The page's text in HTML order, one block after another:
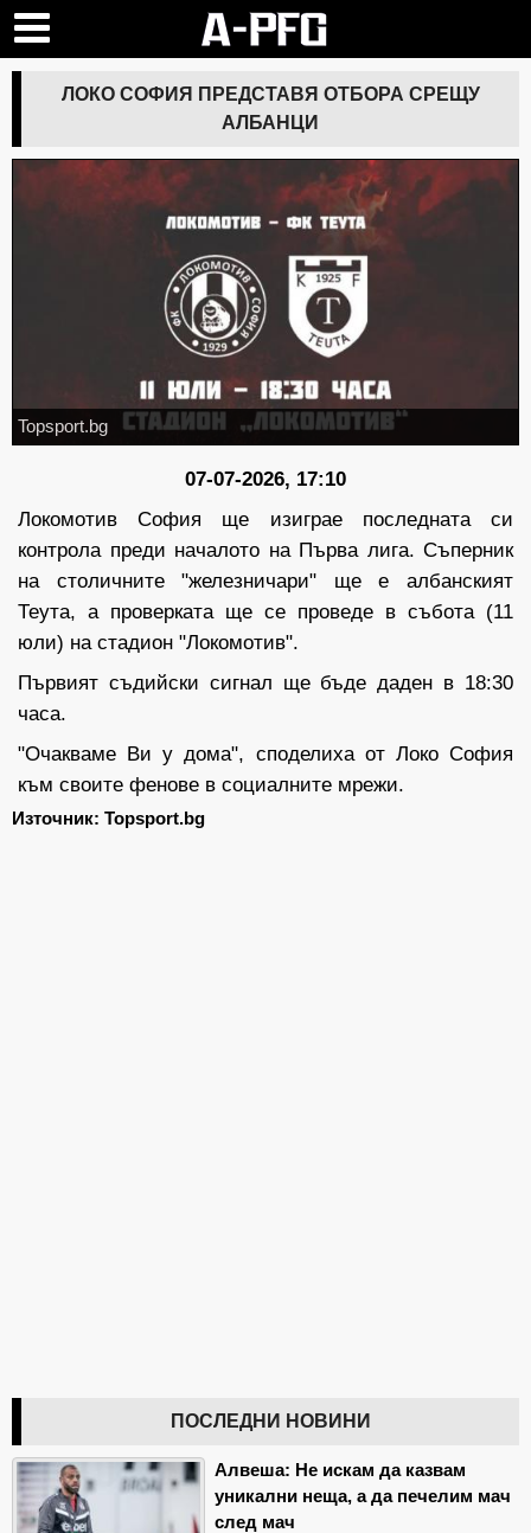
ЛОКО СОФИЯ ПРЕДСТАВЯ ОТБОРА СРЕЩУ
АЛБАНЦИ
Topsport.bg
07-07-2026, 17:10
Локомотив София ще изиграе последната си
контрола преди началото на Първа лига. Съперник
на столичните "железничари" ще е албанският
Теута, а проверката ще се проведе в събота (11
юли) на стадион "Локомотив".
Първият съдийски сигнал ще бъде даден в 18:30
часа.
"Очакваме Ви у дома", споделиха от Локо София
към своите фенове в социалните мрежи.
Източник: Topsport.bg
ПОСЛЕДНИ НОВИНИ
Алвеша: Не искам да казвам
уникални неща, а да печелим мач
след мач